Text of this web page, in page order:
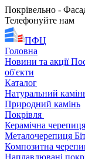
Покрівельно -
Телефонуйте нам
ПФЦ
Головна
Новини та акції
об'єкти
Каталог
Натуральний
Природний камінь
Покрівля
Керамічна черепиця
Металочерепиця
Композитна
Наплавлювані